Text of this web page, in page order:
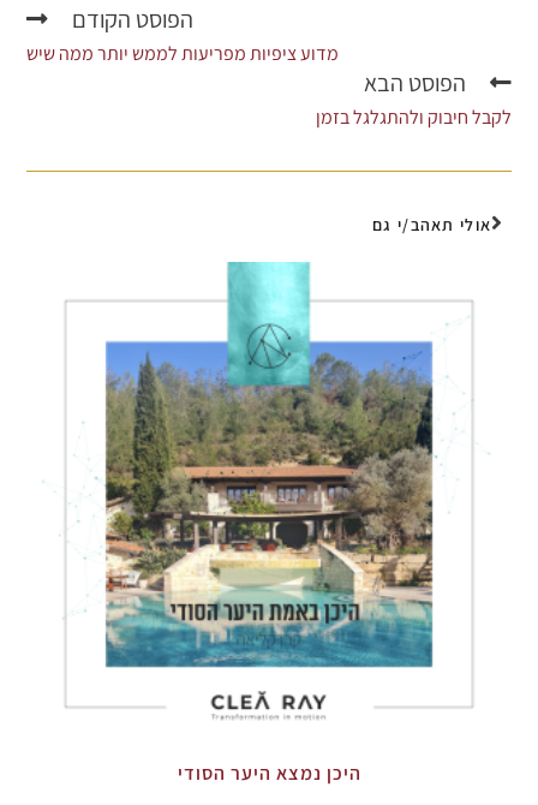
הפוסט הקודם
מדוע ציפיות מפריעות לממש יותר ממה שיש
הפוסט הבא
לקבל חיבוק ולהתגלגל בזמן
אולי תאהב/י גם
היכן נמצא היער הסודי